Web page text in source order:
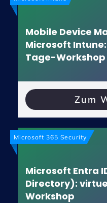
Mobile Device
Microsoft
Tage-Workshop
Zum
Microsoft 365 Security
Microsoft Entra
Directory):
Workshop